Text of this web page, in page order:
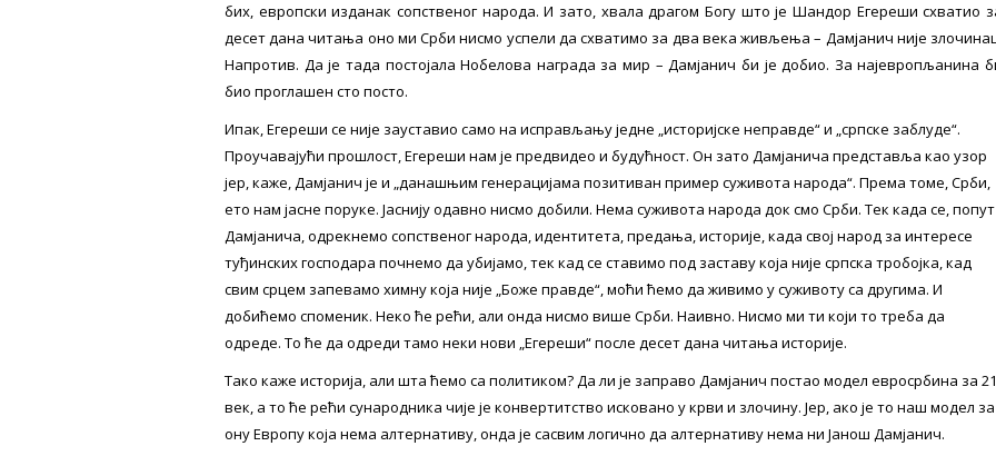
бих, европски изданак сопственог народа. И зато, хвала драгом Богу што је Шандор Егереши схватио
десет дана читања оно ми Срби нисмо успели да схватимо за два века живљења – Дамјанич није
Напротив. Да је тада постојала Нобелова награда за мир – Дамјанич би је добио. За најевропљанина
био проглашен сто посто.
Ипак, Егереши се није зауставио само на исправљању једне „историјске неправде“ и „српске заблуде“.
Проучавајући прошлост, Егереши нам је предвидео и будућност. Он зато Дамјанича представља као узор
јер, каже, Дамјанич је и „данашњим генерацијама позитиван пример суживота народа“. Према томе, Срби,
ето нам јасне поруке. Јаснију одавно нисмо добили. Нема суживота народа док смо Срби. Тек када се, попут
Дамјанича, одрекнемо сопственог народа, идентитета, предања, историје, када свој народ за интересе
туђинских господара почнемо да убијамо, тек кад се ставимо под заставу која није српска тробојка, кад
свим срцем запевамо химну која није „Боже правде“, моћи ћемо да живимо у суживоту са другима. И
добићемо споменик. Неко ће рећи, али онда нисмо више Срби. Наивно. Нисмо ми ти који то треба да
одреде. То ће да одреди тамо неки нови „Егереши“ после десет дана читања историје.
Тако каже историја, али шта ћемо са политиком? Да ли је заправо Дамјанич постао модел евросрбина за
век, а то ће рећи сународника чије је конвертитство исковано у крви и злочину. Јер, ако је то наш модел за
ону Европу која нема алтернативу, онда је сасвим логично да алтернативу нема ни Јанош Дамјанич.